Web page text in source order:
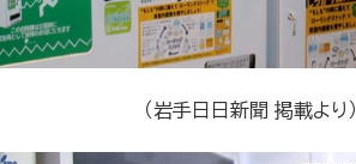
（岩手日日新聞 掲載より）